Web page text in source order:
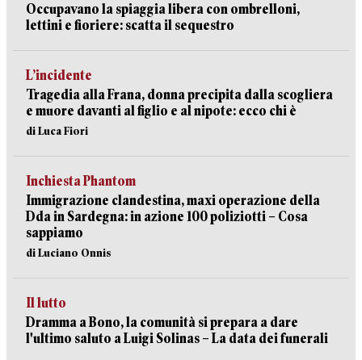
Occupavano la spiaggia libera con ombrelloni,
lettini e fioriere: scatta il sequestro
L’incidente
Tragedia alla Frana, donna precipita dalla scogliera
e muore davanti al figlio e al nipote: ecco chi è
di Luca Fiori
Inchiesta Phantom
Immigrazione clandestina, maxi operazione della
Dda in Sardegna: in azione 100 poliziotti – Cosa
sappiamo
di Luciano Onnis
Il lutto
Dramma a Bono, la comunità si prepara a dare
l'ultimo saluto a Luigi Solinas – La data dei funerali